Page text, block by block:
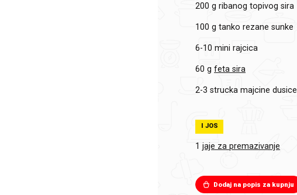
200 g ribanog topivog sira
100 g tanko rezane sunke
6-10 mini rajcica
60 g feta sira
2-3 strucka majcine dusice
I JOS
1 jaje za premazivanje
Dodaj na popis za kupnju